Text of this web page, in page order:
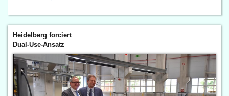
Heidelberg forciert
Dual-Use-Ansatz